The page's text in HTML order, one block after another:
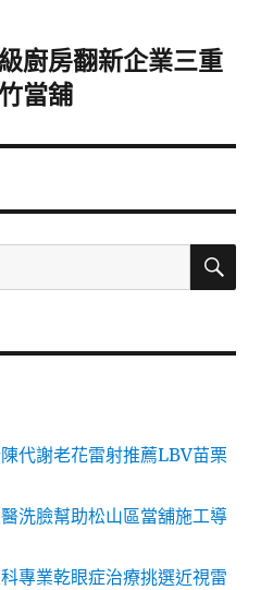
廚房翻新企業三重
當舖
搜
代謝老花雷射推薦LBV苗栗
洗臉幫助松山區當舖施工導
專業乾眼症治療挑選近視雷